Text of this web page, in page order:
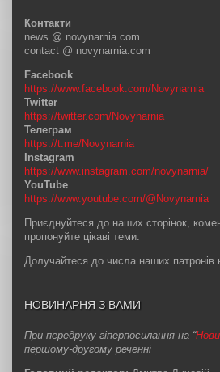
Контакти
news @ novynarnia.com
contact @ novynarnia.com
Facebook
https://www.facebook.com/Novynarnia
Twitter
https://twitter.com/Novynarnia
Телеграм
https://t.me/Novynarnia
Instagram
https://www.instagram.com/novynarnia/
YouTube
https://www.youtube.com/@Novynarnia
Приєднуйтеся до наших сторінок,
пропонуйте цікаві теми.
Долучайтеся до числа наших патронів
НОВИНАРНЯ З ВАМИ
При передруку гіперпосилання на “
першому-другому реченні